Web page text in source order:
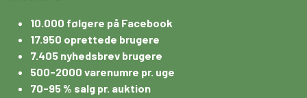
10.000 følgere på Facebook
17.950 oprettede brugere
7.405 nyhedsbrev brugere
500-2000 varenumre pr. uge
70-95 % salg pr. auktion